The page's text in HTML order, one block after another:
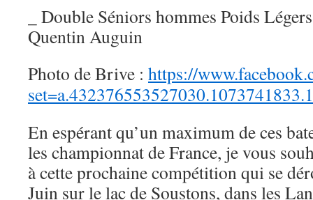
_ Double Séniors hommes Poids
Quentin Auguin
Photo de Brive : https://
En espérant qu’un maximum de ces
les championnat de France, je vous
à cette prochaine compétition qui se
Juin sur le lac de Soustons, dans les